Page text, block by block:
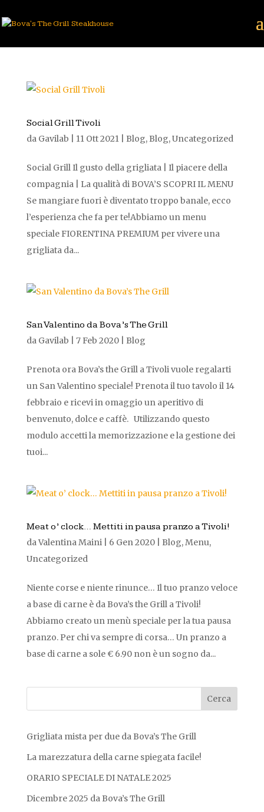
Social Grill Tivoli
da Gavilab 11 Ott 2021| Blog, Blog,Uncategorized
Social Grill Il gusto della grigliata | Il piacere della
compagnia | La qualità di BOVA’S SCOPRI IL MENU
Se mangiare fuori è diventato troppo banale, ecco
l’esperienza che fa per te!Abbiamo un menu
speciale FIORENTINA PREMIUM per vivere una
grigliata da...
San Valentino da Bova’s The Grill
da Gavilab 7 Feb 2020| Blog
Prenota ora Bova’s the Grill a Tivoli vuole regalarti
un San Valentino speciale! Prenota il tuo tavolo il 14
febbraio e ricevi in omaggio un aperitivo di
benvenuto, dolce e caffè. Utilizzando questo
modulo accetti la memorizzazione e la gestione dei
tuoi...
Meat o’ clock… Mettiti in pausa pranzo a Tivoli!
daValentina Maini| 6 Gen 2020| Blog,Menu,
Uncategorized
Niente corse e niente rinunce… Il tuo pranzo veloce
a base di carne è da Bova’s the Grill a Tivoli!
Abbiamo creato un menù speciale per la tua pausa
pranzo. Per chi va sempre di corsa… Un pranzo a
base di carne a sole € 6.90 non è un sogno da...
Grigliata mista per due da Bova’s The Grill
La marezzatura della carne spiegata facile!
ORARIO SPECIALE DI NATALE 2025
Dicembre 2025 da Bova’s The Grill